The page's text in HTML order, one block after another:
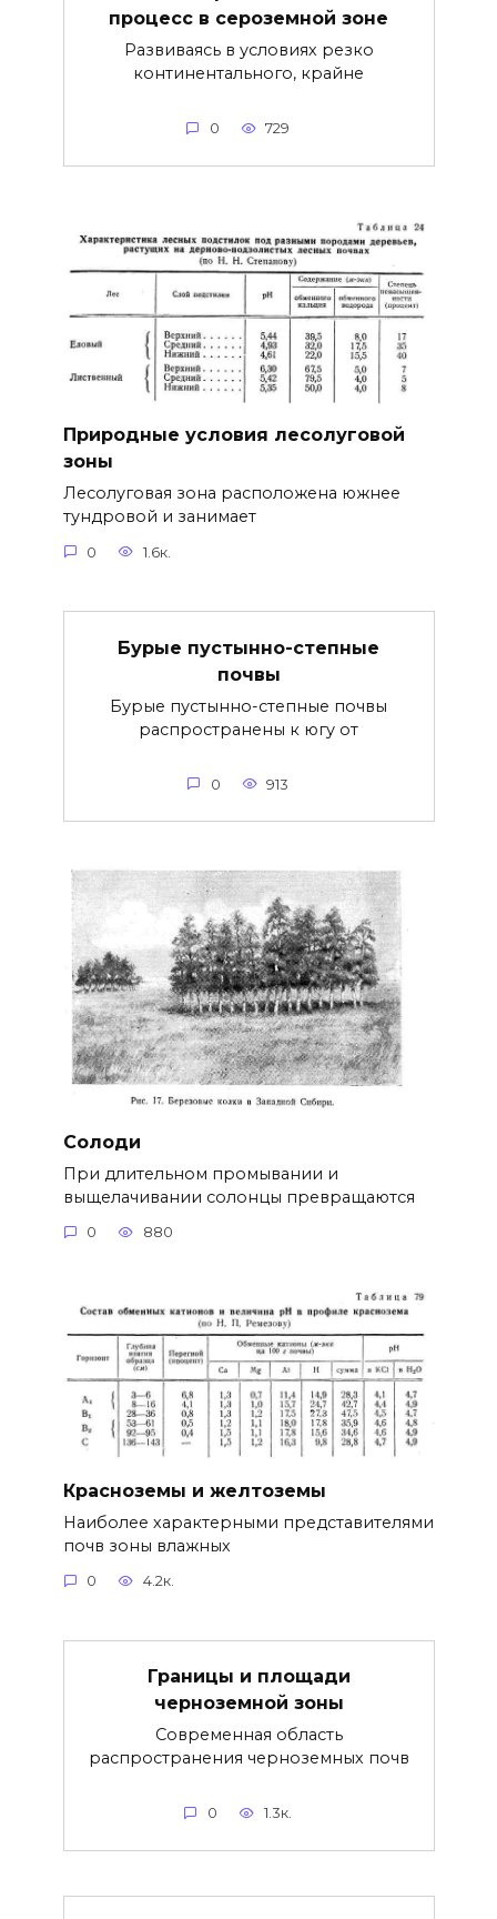
процесс в сероземной зоне
Развиваясь в условиях резко
континентального, крайне
0 729
Природные условия лесолуговой
зоны
Лесолуговая зона расположена южнее
тундровой и занимает
0 1.6к.
Бурые пустынно-степные
почвы
Бурые пустынно-степные почвы
распространены к югу от
0 913
Солоди
При длительном промывании и
выщелачивании солонцы превращаются
0 880
Красноземы и желтоземы
Наиболее характерными представителями
почв зоны влажных
0 4.2к.
Границы и площади
черноземной зоны
Современная область
распространения черноземных почв
0 1.3к.